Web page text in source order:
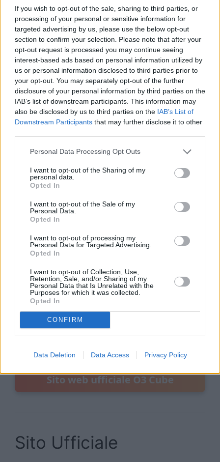
If you wish to opt-out of the sale, sharing to third parties, or
processing of your personal or sensitive information for
targeted advertising by us, please use the below opt-out
section to confirm your selection. Please note that after your
opt-out request is processed you may continue seeing
interest-based ads based on personal information utilized by
us or personal information disclosed to third parties prior to
your opt-out. You may separately opt-out of the further
disclosure of your personal information by third parties on the
IAB’s list of downstream participants. This information may
also be disclosed by us to third parties on the IAB’s List of
Downstream Participants that may further disclose it to other
Personal Data Processing Opt Outs
I want to opt-out of the Sharing of my
personal data.
Opted In
I want to opt-out of the Sale of my
Personal Data.
Opted In
I want to opt-out of processing my
Personal Data for Targeted Advertising.
Opted In
I want to opt-out of Collection, Use,
Retention, Sale, and/or Sharing of my
Personal Data that Is Unrelated with the
Purposes for which it was collected.
Opted In
CONFIRM
Data Deletion Data Access Privacy Policy
Le recensioni dell’O3 Cube sono estremamente
positive, con molti utenti che elogiano la sua
efficacia nel mantenere il frigorifero fresco e
igienizzato. Molti clienti apprezzano la semplicità
d’uso del dispositivo e la sua capacità di
eliminare odori sgradevoli e batteri in modo
rapido ed efficace. Inoltre, la mancanza di filtri
da sostituire è un vantaggio apprezzato da molti,
poiché riduce i costi e la necessità di
manutenzione regolare.
Gli utenti notano anche un miglioramento nella
durata di conservazione degli alimenti all’interno
del frigorifero, grazie alla tecnologia avanzata
dell’ozono utilizzata dall’O3 Cube. Questo ha
mantenere una cucina più pulita e igienizzata.
In conclusione, le recensioni dell’O3 Cube
confermano che si tratta di un prodotto efficace,
conveniente e di alta qualità per mantenere il
frigorifero fresco e igienizzato. Se stai cercando
una soluzione per migliorare l’ambiente
all’interno del tuo frigorifero, l’O3 Cube potrebbe
essere la scelta perfetta per te.
Sito web ufficiale O3 Cube
Sito Ufficiale